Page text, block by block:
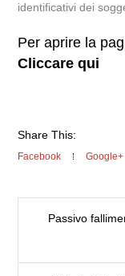
identificativi dei
Per aprire la
Cliccare qui
Share This:
Facebook Google+
Passivo